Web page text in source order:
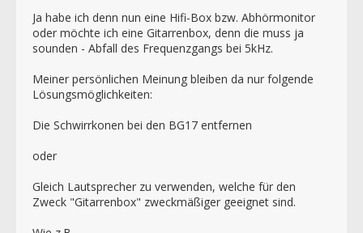
Ja habe ich denn nun eine Hifi-Box bzw. Abhörmonitor
oder möchte ich eine Gitarrenbox, denn die muss ja
sounden - Abfall des Frequenzgangs bei 5kHz.
Meiner persönlichen Meinung bleiben da nur folgende
Lösungsmöglichkeiten:
Die Schwirrkonen bei den BG17 entfernen
oder
Gleich Lautsprecher zu verwenden, welche für den
Zweck "Gitarrenbox" zweckmäßiger geeignet sind.